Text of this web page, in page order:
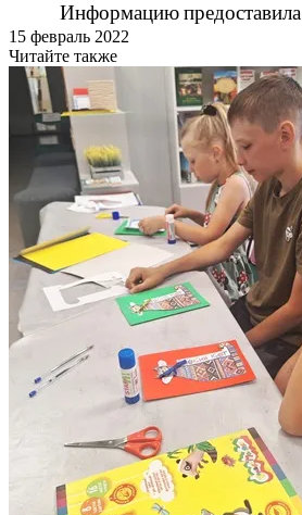
Информацию предоставила
15 февраль 2022
Читайте также